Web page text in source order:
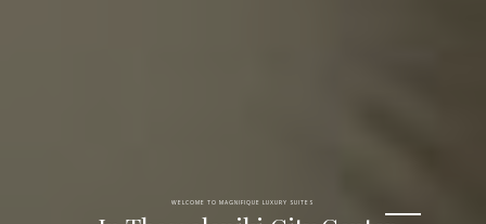
WELCOME TO MAGNIFIQUE LUXURY SUITES